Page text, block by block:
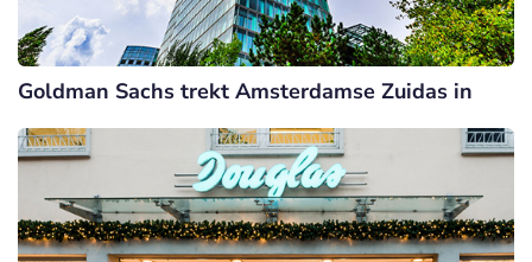
Goldman Sachs trekt Amsterdamse Zuidas in